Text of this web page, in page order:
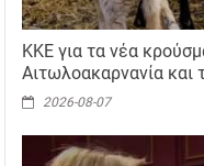
ΚΚΕ για τα νέα
Αιτωλοακαρνανία και
2026-08-07